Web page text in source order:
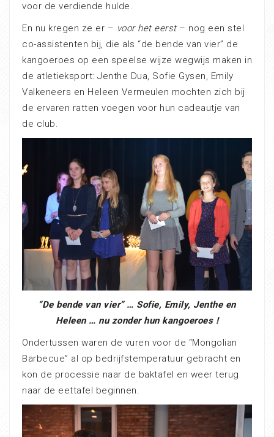
voor de verdiende hulde.
En nu kregen ze er – voor het eerst– nog een stel
co-assistenten bij, die als “de bende van vier” de
kangoeroes op een speelse wijze wegwijs maken in
de atletieksport: Jenthe Dua, Sofie Gysen, Emily
Valkeneers en Heleen Vermeulen mochten zich bij
de ervaren ratten voegen voor hun cadeautje van
de club.
“De bende van vier” … Sofie, Emily, Jenthe en
Heleen … nu zonder hun kangoeroes !
Ondertussen waren de vuren voor de “Mongolian
Barbecue” al op bedrijfstemperatuur gebracht en
kon de processie naar de baktafel en weer terug
naar de eettafel beginnen.